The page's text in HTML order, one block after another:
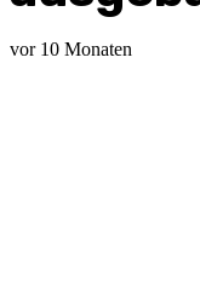
vor 10 Monaten